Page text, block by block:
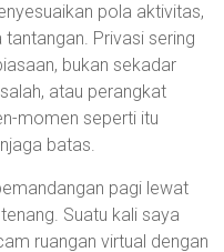
pola aktivitas,
Privasi sering
bukan sekadar
atau perangkat
momen seperti itu
batas.
pagi lewat
Suatu kali saya
ruangan virtual dengan